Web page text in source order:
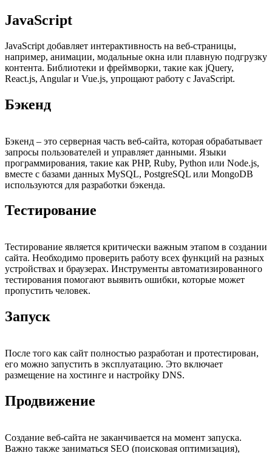
JavaScript
JavaScript добавляет интерактивность на веб-страницы,
например, анимации, модальные окна или плавную подгрузку
контента. Библиотеки и фреймворки, такие как jQuery,
React.js, Angular и Vue.js, упрощают работу с JavaScript.
Бэкенд
Бэкенд – это серверная часть веб-сайта, которая обрабатывает
запросы пользователей и управляет данными. Языки
программирования, такие как PHP, Ruby, Python или Node.js,
вместе с базами данных MySQL, PostgreSQL или MongoDB
используются для разработки бэкенда.
Тестирование
Тестирование является критически важным этапом в создании
сайта. Необходимо проверить работу всех функций на разных
устройствах и браузерах. Инструменты автоматизированного
тестирования помогают выявить ошибки, которые может
пропустить человек.
Запуск
После того как сайт полностью разработан и протестирован,
его можно запустить в эксплуатацию. Это включает
размещение на хостинге и настройку DNS.
Продвижение
Создание веб-сайта не заканчивается на момент запуска.
Важно также заниматься SEO (поисковая оптимизация),